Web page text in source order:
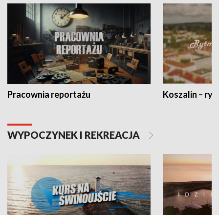
Pracownia reportażu Koszalin –
WYPOCZYNEK I REKREACJA